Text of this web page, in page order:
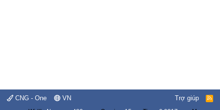
CNG - One VN Trợ giúp
R